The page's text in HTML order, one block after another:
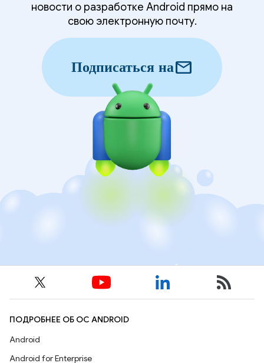
новости о разработке Android прямо на
свою электронную почту.
Подписаться наmail
ПОДРОБНЕЕ ОБ ОС ANDROID
Android
Android for Enterprise